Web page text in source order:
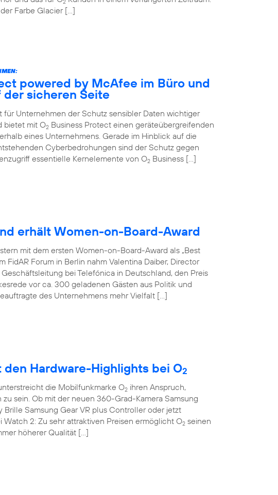
2
Farbe Glacier […]
powered by McAfee im Büro und
sicheren Seite
für Unternehmen der Schutz sensibler Daten wichtiger
bietet mit O2 Business Protect einen geräteübergreifenden
eines Unternehmens. Gerade im Hinblick auf die
Cyberbedrohungen sind der Schutz gegen
essentielle Kernelemente von O2 Business […]
erhält Women-on-Board-Award
mit dem ersten Women-on-Board-Award als „Best
FidAR Forum in Berlin nahm Valentina Daiber, Director
bei Telefónica in Deutschland, den Preis
vor ca. 300 geladenen Gästen aus Politik und
des Unternehmens mehr Vielfalt […]
Hardware-Highlights bei O2
die Mobilfunkmarke O2 ihren Anspruch,
sein. Ob mit der neuen 360-Grad-Kamera Samsung
Brille Samsung Gear VR plus Controller oder jetzt
2: Zu sehr attraktiven Preisen ermöglicht O2 seinen
höherer Qualität […]